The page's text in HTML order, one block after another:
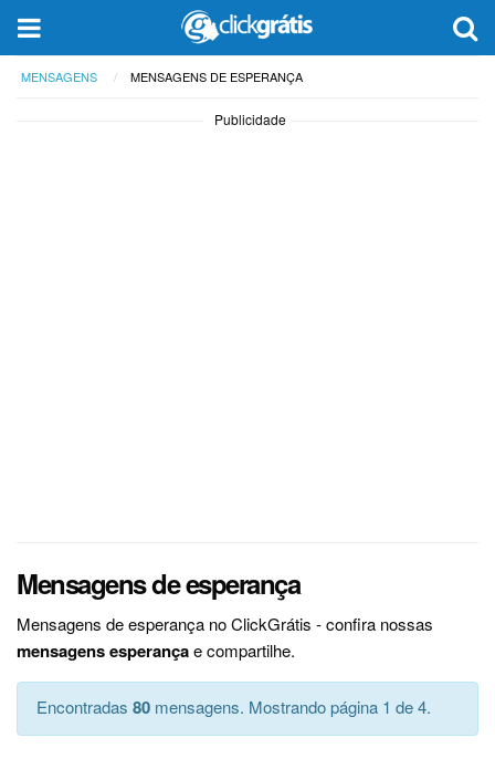
MENSAGENS MENSAGENS DE ESPERANÇA
Publicidade
Mensagens de esperança
Mensagens de esperança no ClickGrátis - confira nossas
mensagens esperançae compartilhe.
Encontradas 80 mensagens. Mostrando página 1 de 4.